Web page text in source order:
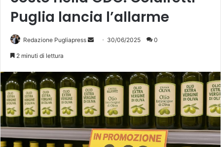
Puglia lancia l’allarme
Redazione Pugliapress
Invia 30/06/2025 0
2 minuti di lettura